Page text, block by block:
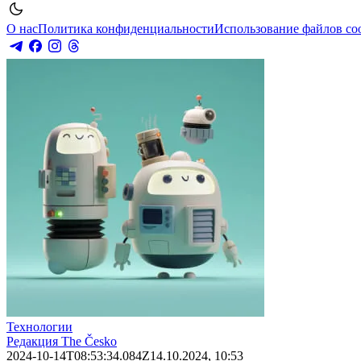
О насПолитика конфиденциальностиИспользование файлов
Технологии
Редакция The Česko
2024-10-14T08:53:34.084Z14.10.2024, 10:53